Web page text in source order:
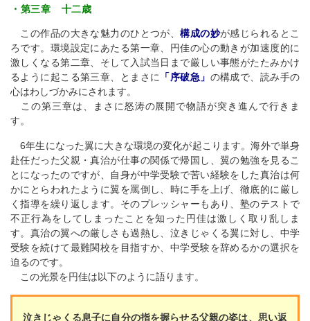
・第三章 十二歳
この作品の大きな魅力のひとつが、構成の妙が感じられるとこ
ろです。環境設定にあたる第一章、円佳の心の動きが加速度的に
激しくなる第二章、そして入試当日まで厳しい事態がたたみかけ
るように起こる第三章、とまさに
「序破急」 の構成で、読み手の
心はわしづかみにされます。
この第三章は、まさに怒涛の展開で物語が突き進んで行きま
す。
6年生になった翼に大きな環境の変化が起こります。海外で単身
赴任だった父親・真治が仕事の関係で帰国し、翼の勉強を見るこ
とになったのですが、自身が中学受験で苦い経験をした真治は何
かにとらわれたように翼を罵倒し、時に手を上げ、徹底的に厳し
く指導を繰り返します。そのプレッシャーもあり、塾のテストで
不正行為をしてしまったことを知った円佳は激しく取り乱しま
す。真治の翼への厳しさも過熱し、泣きじゃくる翼に対し、中学
受験を続けて最難関校を目指すか、中学受験を辞めるかの選択を
迫るのです。
この光景を円佳は以下のように語ります。
泣きじゃくる息子に自分の指を握らせる父親の姿は、思い返